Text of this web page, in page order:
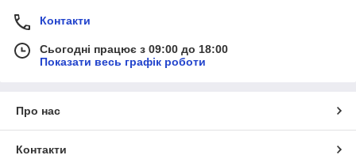
Контакти
Сьогодні працює з 09:00 до 18:00
Показати весь графік роботи
Про нас
Контакти